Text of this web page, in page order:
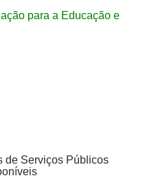
para a Educação e
de Serviços Públicos